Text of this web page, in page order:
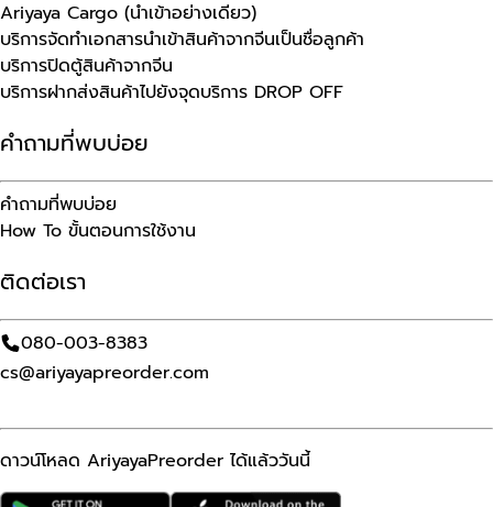
Ariyaya Cargo (นำเข้าอย่างเดียว)
บริการจัดทำเอกสารนำเข้าสินค้าจากจีนเป็นชื่อลูกค้า
บริการปิดตู้สินค้าจากจีน
บริการฝากส่งสินค้าไปยังจุดบริการ DROP OFF
คำถามที่พบบ่อย
คำถามที่พบบ่อย
How To ขั้นตอนการใช้งาน
ติดต่อเรา
080-003-8383
cs@ariyayapreorder.com
ดาวน์โหลด AriyayaPreorder ได้แล้ววันนี้